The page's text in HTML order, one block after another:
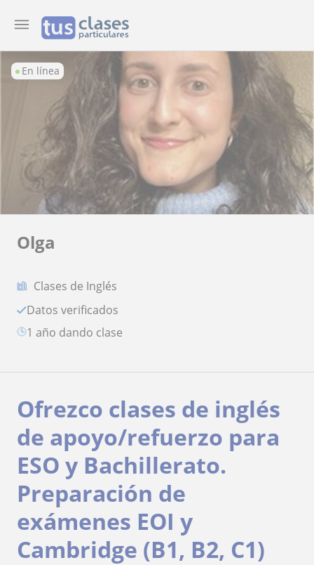
En línea
Olga
Clases de Inglés
Datos verificados
1 año dando clase
Ofrezco clases de inglés
de apoyo/refuerzo para
ESO y Bachillerato.
Preparación de
exámenes EOI y
Cambridge (B1, B2, C1)